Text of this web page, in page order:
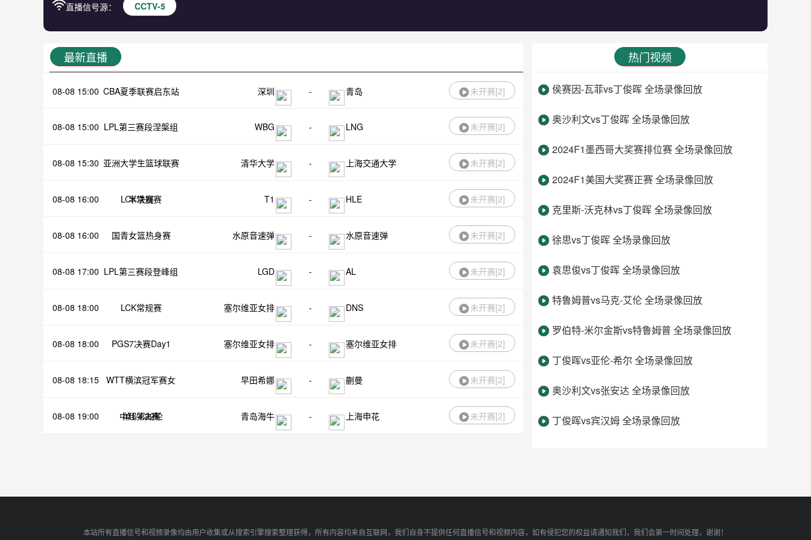
直播信号源： CCTV-5
最新直播
08-08 15:00 CBA夏季联赛启东站 深圳 - 青岛 未开赛[2]
08-08 15:00 LPL第三赛段涅槃组 WBG - LNG 未开赛[2]
08-08 15:30 亚洲大学生篮球联赛
半决赛
清华大学 - 上海交通大学 未开赛[2]
08-08 16:00 LCK常规赛 T1 - HLE 未开赛[2]
08-08 16:00 国青女篮热身赛 水原音速弹 - 水原音速弹 未开赛[2]
08-08 17:00 LPL第三赛段登峰组 LGD - AL 未开赛[2]
08-08 18:00 LCK常规赛 塞尔维亚女排 - DNS 未开赛[2]
08-08 18:00 PGS7决赛Day1 塞尔维亚女排 - 塞尔维亚女排 未开赛[2]
08-08 18:15 WTT横滨冠军赛女
单1/4决赛
早田希娜 - 蒯曼 未开赛[2]
08-08 19:00 中超第22轮 青岛海牛 - 上海申花 未开赛[2]
热门视频
侯赛因-瓦菲vs丁俊晖 全场录像回放
奥沙利文vs丁俊晖 全场录像回放
2024F1墨西哥大奖赛排位赛 全场录像回放
2024F1美国大奖赛正赛 全场录像回放
克里斯-沃克林vs丁俊晖 全场录像回放
徐思vs丁俊晖 全场录像回放
袁思俊vs丁俊晖 全场录像回放
特鲁姆普vs马克-艾伦 全场录像回放
罗伯特-米尔金斯vs特鲁姆普 全场录像回放
丁俊晖vs亚伦-希尔 全场录像回放
奥沙利文vs张安达 全场录像回放
丁俊晖vs宾汉姆 全场录像回放
本站所有直播信号和视频录像均由用户收集或从搜索引擎搜索整理获得，所有内容均来自互联网，我们自身不提供任何直播信号和视频内容，如有侵犯您的权益请通知我们，我们会第一时间处理，谢谢！